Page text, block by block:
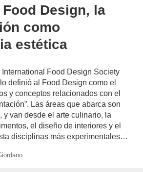
Design, la
como
estética
International Food Design Society
definió al Food Design como el
y conceptos relacionados con el
Las áreas que abarca son
y van desde el arte culinario, la
el diseño de interiores y el
disciplinas más experimentales…
author/chiara-